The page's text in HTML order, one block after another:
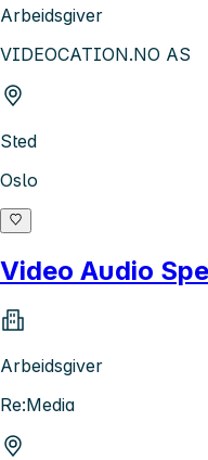
Arbeidsgiver
VIDEOCATION.NO AS
Sted
Oslo
Video Audio
Arbeidsgiver
Re:Media